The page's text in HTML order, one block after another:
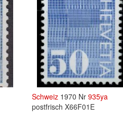
Schweiz 1970 Nr 935ya
postfrisch X66F01E